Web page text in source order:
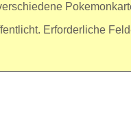
Erforderliche